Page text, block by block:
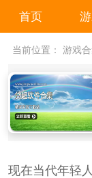
首页
当前位置： 游戏
现在当代年轻